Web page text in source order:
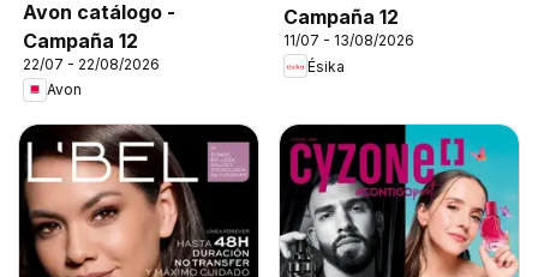
Avon catálogo -
Campaña 12
22/07 - 22/08/2026
Avon
Campaña 12
11/07 - 13/08/2026
Ésika